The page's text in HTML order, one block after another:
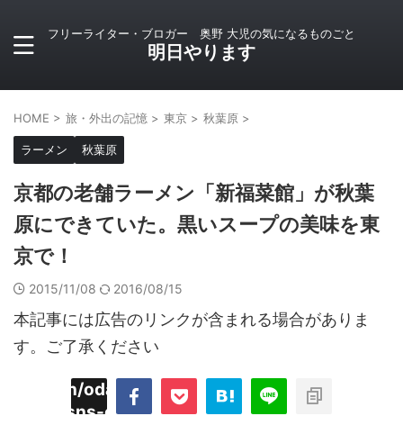
フリーライター・ブロガー 奥野 大児の気になるものごと
明日やります
HOME > 旅・外出の記憶 > 東京 > 秋葉原 >
ラーメン 秋葉原
京都の老舗ラーメン「新福菜館」が秋葉
原にできていた。黒いスープの美味を東
京で！
2015/11/08 2016/08/15
本記事には広告のリンクが含まれる場合がありま
す。ご了承ください
odaiji.com/public_html/blog/wp-
sns-count-cache/sns-count-